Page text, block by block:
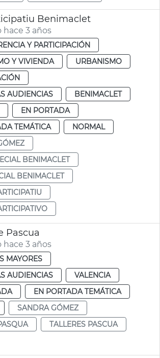
Benimaclet
3 años
Y PARTICIPACIÓN
Y VIVIENDA
URBANISMO
AUDIENCIAS
BENIMACLET
EN PORTADA
TEMÁTICA
NORMAL
BENIMACLET
BENIMACLET
Pascua
3 años
MAYORES
AUDIENCIAS
VALENCIA
EN PORTADA TEMÁTICA
SANDRA GÓMEZ
TALLERES PASCUA